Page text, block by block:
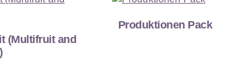
(Multifruit and
Produktionen Pack